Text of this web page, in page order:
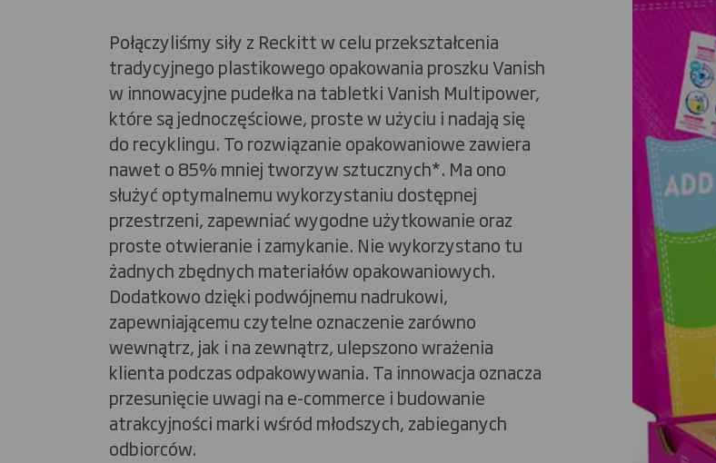
Połączyliśmy siły z Reckitt w celu przekształcenia
tradycyjnego plastikowego opakowania proszku Vanish
w innowacyjne pudełka na tabletki Vanish Multipower,
które są jednoczęściowe, proste w użyciu i nadają się
do recyklingu. To rozwiązanie opakowaniowe zawiera
nawet o 85% mniej tworzyw sztucznych*. Ma ono
służyć optymalnemu wykorzystaniu dostępnej
przestrzeni, zapewniać wygodne użytkowanie oraz
proste otwieranie i zamykanie. Nie wykorzystano tu
żadnych zbędnych materiałów opakowaniowych.
Dodatkowo dzięki podwójnemu nadrukowi,
zapewniającemu czytelne oznaczenie zarówno
wewnątrz, jak i na zewnątrz, ulepszono wrażenia
klienta podczas odpakowywania. Ta innowacja oznacza
przesunięcie uwagi na e-commerce i budowanie
atrakcyjności marki wśród młodszych, zabieganych
odbiorców.